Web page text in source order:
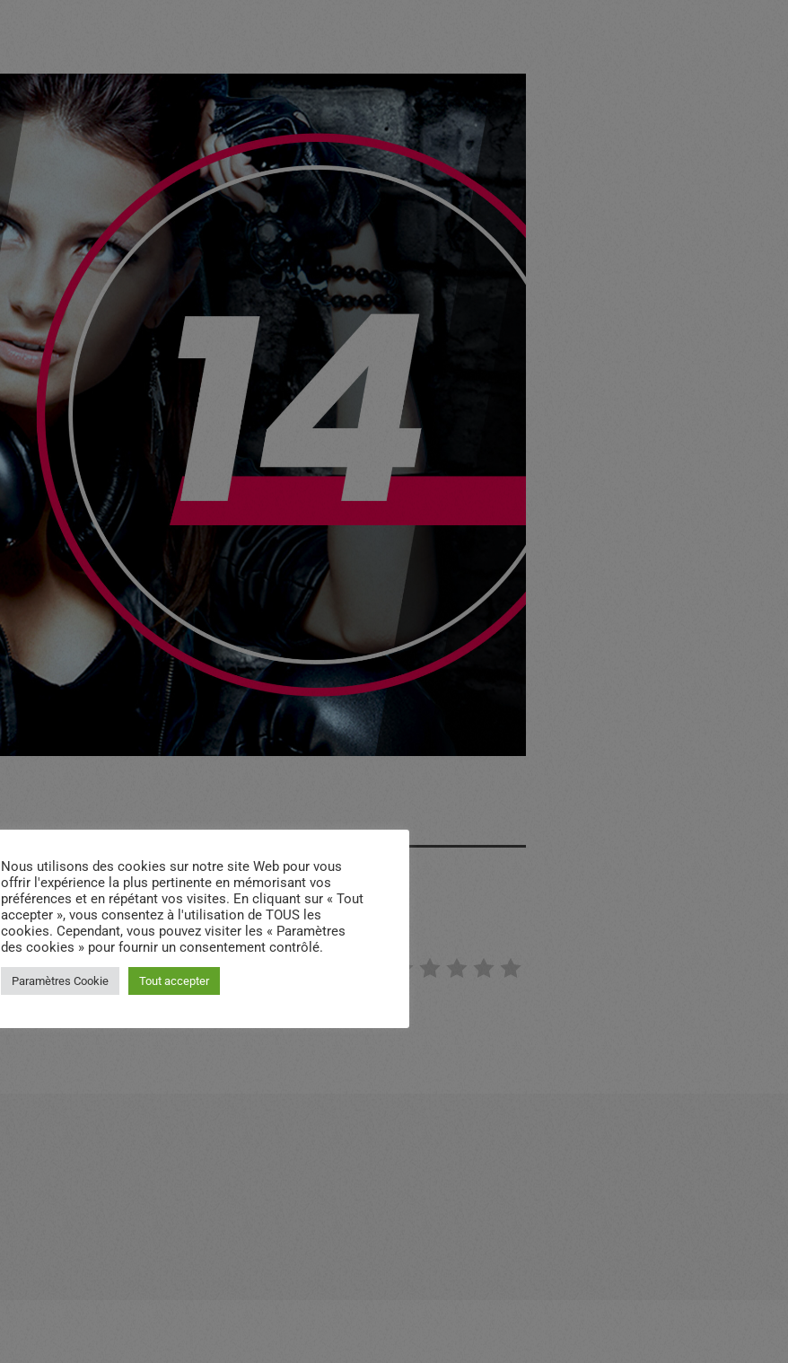
email
Nous utilisons des cookies sur notre site Web pour vous
offrir l'expérience la plus pertinente en mémorisant vos
préférences et en répétant vos visites. En cliquant sur « Tout
accepter », vous consentez à l'utilisation de TOUS les
cookies. Cependant, vous pouvez visiter les « Paramètres
des cookies » pour fournir un consentement contrôlé.
Paramètres Cookie Tout accepter